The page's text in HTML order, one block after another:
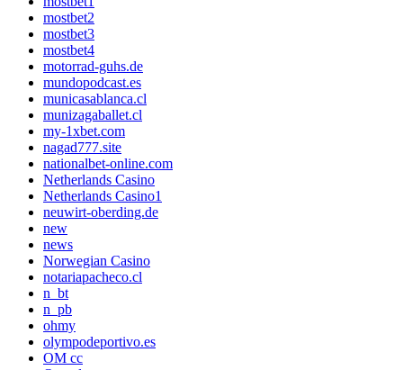
mostbet2
mostbet3
mostbet4
motorrad-guhs.de
mundopodcast.es
municasablanca.cl
munizagaballet.cl
my-1xbet.com
nagad777.site
nationalbet-online.com
Netherlands Casino
Netherlands Casino1
neuwirt-oberding.de
new
news
Norwegian Casino
notariapacheco.cl
n_bt
n_pb
ohmy
olympodeportivo.es
OM cc